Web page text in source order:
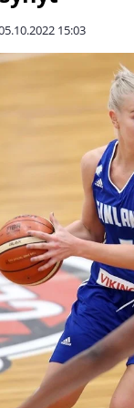
15:03